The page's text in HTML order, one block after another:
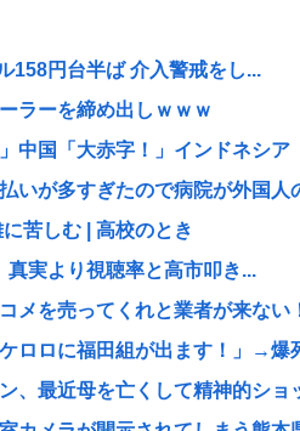
158円台半ば 介入警戒をし...
ラーを締め出しｗｗｗ
中国「大赤字！」インドネシア
いが多すぎたので病院が外国人
苦しむ | 高校のとき
真実より視聴率と高市叩き...
メを売ってくれと業者が来ない
ロロに福田組が出ます！」→爆
、最近母を亡くして精神的ショ